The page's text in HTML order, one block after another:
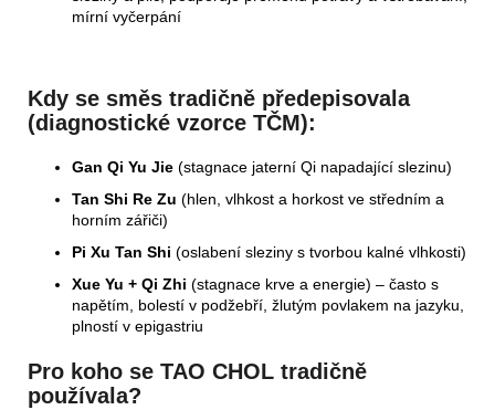
mírní vyčerpání
Kdy se směs tradičně předepisovala
(diagnostické vzorce TČM):
Gan Qi Yu Jie (stagnace jaterní Qi napadající slezinu)
Tan Shi Re Zu (hlen, vlhkost a horkost ve středním a
horním zářiči)
Pi Xu Tan Shi (oslabení sleziny s tvorbou kalné vlhkosti)
Xue Yu + Qi Zhi (stagnace krve a energie) – často s
napětím, bolestí v podžebří, žlutým povlakem na jazyku,
plností v epigastriu
Pro koho se TAO CHOL tradičně
používala?